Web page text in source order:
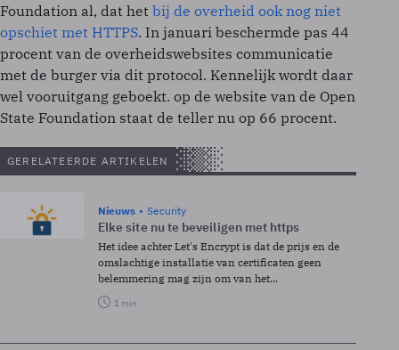
Foundation al, dat het bij de overheid ook nog niet
opschiet met HTTPS. In januari beschermde pas 44
procent van de overheidswebsites communicatie
met de burger via dit protocol. Kennelijk wordt daar
wel vooruitgang geboekt. op de website van de Open
State Foundation staat de teller nu op 66 procent.
GERELATEERDE ARTIKELEN
Nieuws Security
Elke site nu te beveiligen met https
Het idee achter Let's Encrypt is dat de prijs en de
omslachtige installatie van certificaten geen
belemmering mag zijn om van het...
1 min